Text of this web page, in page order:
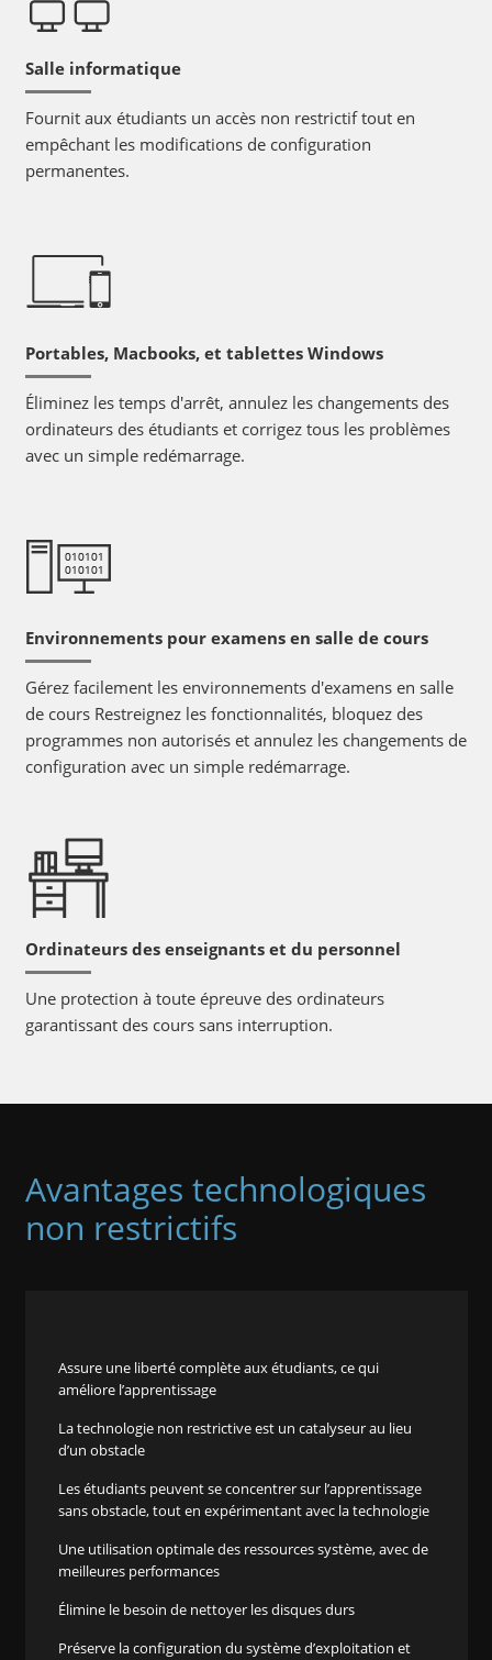
Salle informatique
Fournit aux étudiants un accès non restrictif tout en
empêchant les modifications de configuration
permanentes.
Portables, Macbooks, et tablettes Windows
Éliminez les temps d'arrêt, annulez les changements des
ordinateurs des étudiants et corrigez tous les problèmes
avec un simple redémarrage.
Environnements pour examens en salle de cours
Gérez facilement les environnements d'examens en salle
de cours Restreignez les fonctionnalités, bloquez des
programmes non autorisés et annulez les changements de
configuration avec un simple redémarrage.
Ordinateurs des enseignants et du personnel
Une protection à toute épreuve des ordinateurs
garantissant des cours sans interruption.
Avantages technologiques
non restrictifs
Assure une liberté complète aux étudiants, ce qui
améliore l’apprentissage
La technologie non restrictive est un catalyseur au lieu
d’un obstacle
Les étudiants peuvent se concentrer sur l’apprentissage
sans obstacle, tout en expérimentant avec la technologie
Une utilisation optimale des ressources système, avec de
meilleures performances
Élimine le besoin de nettoyer les disques durs
Préserve la configuration du système d’exploitation et